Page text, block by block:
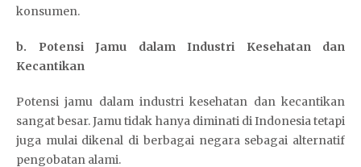
konsumen.
b. Potensi Jamu dalam Industri Kesehatan dan
Kecantikan
Potensi jamu dalam industri kesehatan dan kecantikan
sangat besar. Jamu tidak hanya diminati di Indonesia tetapi
juga mulai dikenal di berbagai negara sebagai alternatif
pengobatan alami.